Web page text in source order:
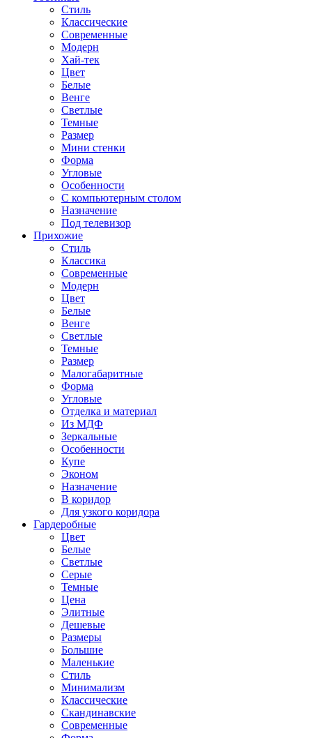
Стиль
Классические
Современные
Модерн
Хай-тек
Цвет
Белые
Венге
Светлые
Темные
Размер
Мини стенки
Форма
Угловые
Особенности
С компьютерным столом
Назначение
Под телевизор
Прихожие
Стиль
Классика
Современные
Модерн
Цвет
Белые
Венге
Светлые
Темные
Размер
Малогабаритные
Форма
Угловые
Отделка и материал
Из МДФ
Зеркальные
Особенности
Купе
Эконом
Назначение
В коридор
Для узкого коридора
Гардеробные
Цвет
Белые
Светлые
Серые
Темные
Цена
Элитные
Дешевые
Размеры
Большие
Маленькие
Стиль
Минимализм
Классические
Скандинавские
Современные